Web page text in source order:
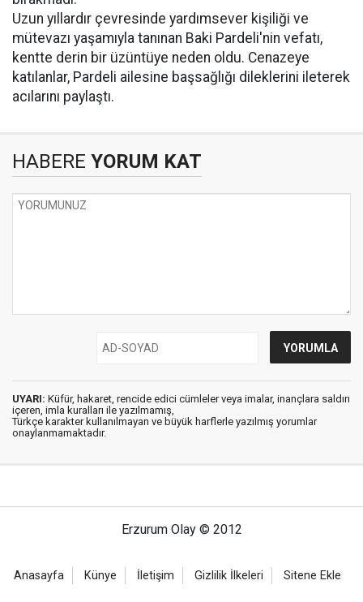
Uzun yıllardır çevresinde yardımsever kişiliği ve
mütevazı yaşamıyla tanınan Baki Pardeli'nin vefatı,
kentte derin bir üzüntüye neden oldu. Cenazeye
katılanlar, Pardeli ailesine başsağlığı dileklerini ileterek
acılarını paylaştı.
HABERE YORUM KAT
UYARI: Küfür, hakaret, rencide edici cümleler veya imalar, inançlara saldırı
içeren, imla kuralları ile yazılmamış,
Türkçe karakter kullanılmayan ve büyük harflerle yazılmış yorumlar
onaylanmamaktadır.
Erzurum Olay © 2012
Anasayfa Künye İletişim Gizlilik İlkeleri Sitene Ekle